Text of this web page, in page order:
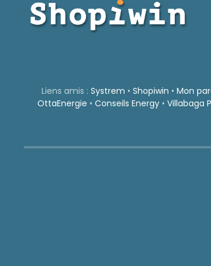
Liens amis : Systrem • Shopiwin • Mon
OttaEnergie • Conseils Energy• Villabaga